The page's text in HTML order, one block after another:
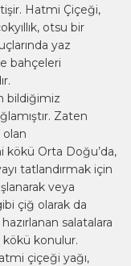
Hatmi Çiçeği,
otsu bir
yaz
bahçeleri
bildiğimiz
Zaten
kökü Orta Doğu’da,
tatlandırmak için
veya
çiğ olarak da
salatalara
konulur.
çiçeği yağı,